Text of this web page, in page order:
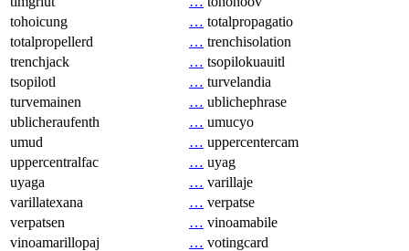
tohoicung
… totalpropagatio
totalpropellerd
… trenchisolation
trenchjack
… tsopilokuauitl
tsopilotl
… turvelandia
turvemainen
… ublichephrase
ublicheraufenth
… umucyo
umud
… uppercentercam
uppercentralfac
… uyag
uyaga
… varillaje
varillatexana
… verpatse
verpatsen
… vinoamabile
vinoamarillopaj
… votingcard